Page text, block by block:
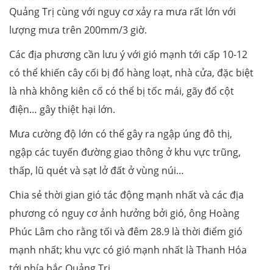
Quảng Trị cùng với nguy cơ xảy ra mưa rất lớn với
lượng mưa trên 200mm/3 giờ.
Các địa phương cần lưu ý với gió mạnh tới cấp 10-12
có thể khiến cây cối bị đổ hàng loạt, nhà cửa, đặc biệt
là nhà không kiên cố có thể bị tốc mái, gãy đổ cột
điện… gây thiệt hại lớn.
Mưa cường độ lớn có thể gây ra ngập úng đô thị,
ngập các tuyến đường giao thông ở khu vực trũng,
thấp, lũ quét và sạt lở đất ở vùng núi…
Chia sẻ thời gian gió tác động mạnh nhất và các địa
phương có nguy cơ ảnh hưởng bởi gió, ông Hoàng
Phúc Lâm cho rằng tối và đêm 28.9 là thời điểm gió
mạnh nhất; khu vực có gió mạnh nhất là Thanh Hóa